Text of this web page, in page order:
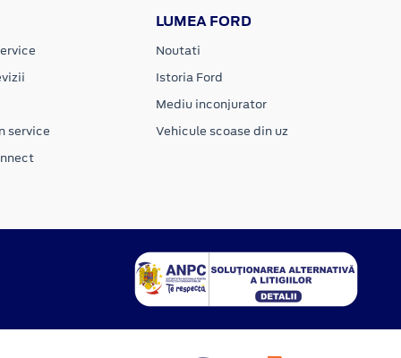
service
LUMEA FORD
Noutati
Istoria Ford
Mediu inconjurator
Vehicule scoase din uz